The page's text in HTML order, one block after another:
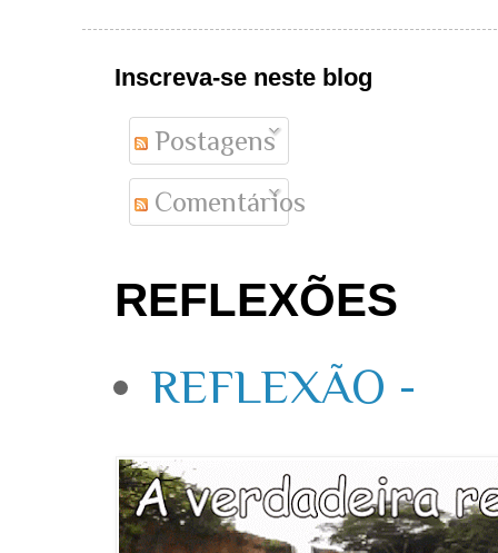
Inscreva-se neste blog
Postagens
Comentários
REFLEXÕES
REFLEXÃO -